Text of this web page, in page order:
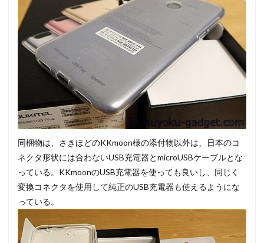
同梱物は、さきほどのKKmoon様の添付物以外は、日本のコ
ネクタ形状には合わないUSB充電器とmicroUSBケーブルとな
っている。KKmoonのUSB充電器を使っても良いし、同じく
変換コネクタを使用して純正のUSB充電器も使えるようにな
っている。